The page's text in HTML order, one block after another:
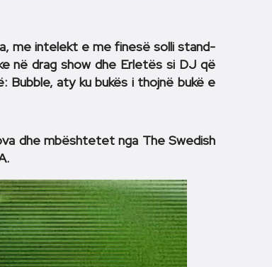
me intelekt e me finesë solli stand-
në drag show dhe Erletës si DJ që
Bubble, aty ku bukës i thojnë bukë e
dhe mbështetet nga The Swedish